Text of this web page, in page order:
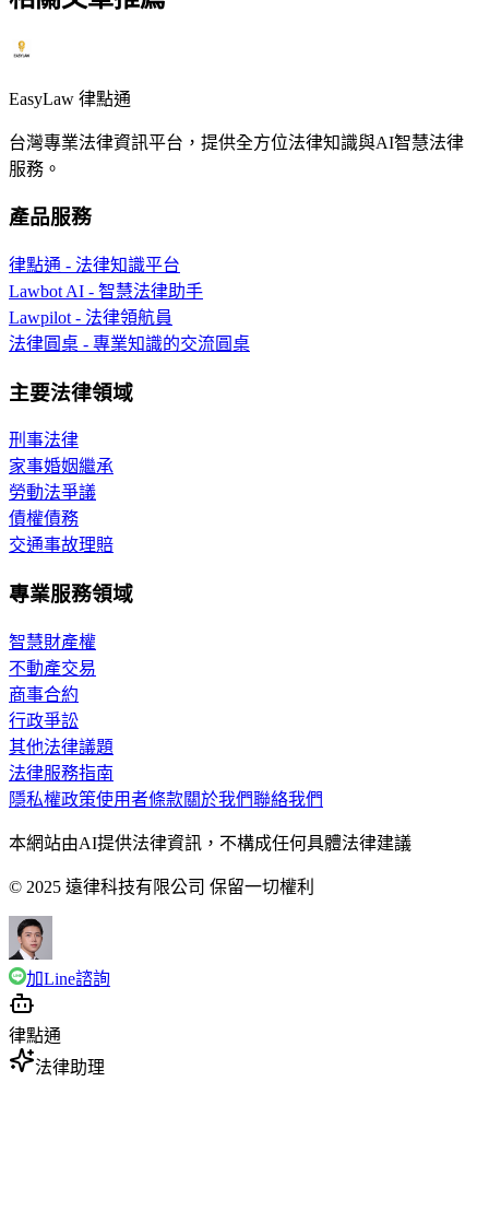
EasyLaw 律點通
台灣專業法律資訊平台，提供全方位法律知識與AI智慧法律
服務。
產品服務
律點通 - 法律知識平台
Lawbot AI - 智慧法律助手
Lawpilot - 法律領航員
法律圓桌 - 專業知識的交流圓桌
主要法律領域
刑事法律
家事婚姻繼承
勞動法爭議
債權債務
交通事故理賠
專業服務領域
智慧財產權
不動產交易
商事合約
行政爭訟
其他法律議題
法律服務指南
隱私權政策使用者條款關於我們聯絡我們
本網站由AI提供法律資訊，不構成任何具體法律建議
© 2025 遠律科技有限公司 保留一切權利
加Line諮詢
律點通
法律助理